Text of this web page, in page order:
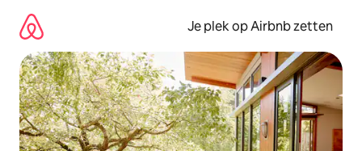
direct
naar
inhoud
Je plek op Airbnb zetten